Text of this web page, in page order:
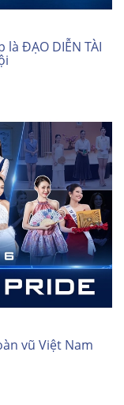
là ĐẠO DIỄN TÀI
vũ Việt Nam